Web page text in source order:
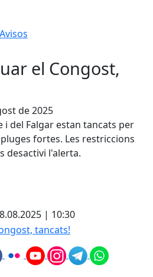
Avisos
el Congost,
de 2025
i del Falgar estan tancats per
fortes. Les restriccions
desactivi l'alerta.
| 10:30
tancats!